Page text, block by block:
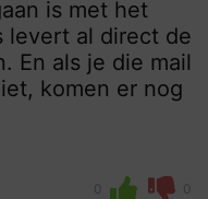
is met het
levert al direct de
En als je die mail
komen er nog
0 0